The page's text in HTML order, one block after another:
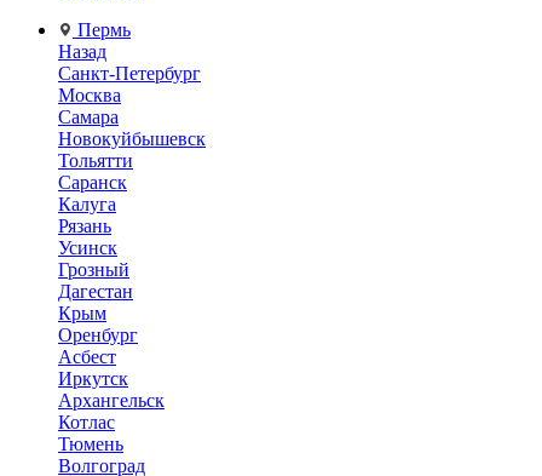
Пермь
Назад
Санкт-Петербург
Москва
Самара
Новокуйбышевск
Тольятти
Саранск
Калуга
Рязань
Усинск
Грозный
Дагестан
Крым
Оренбург
Асбест
Иркутск
Архангельск
Котлас
Тюмень
Волгоград